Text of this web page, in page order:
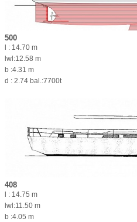
500
l : 14.70 m
lwl:12.58 m
b :4.31 m
d : 2.74 bal.:7700t
408
l : 14.75 m
lwl:11.50 m
b :4.05 m